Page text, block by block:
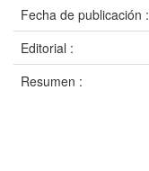
Fecha de publicación :
Editorial :
Resumen :